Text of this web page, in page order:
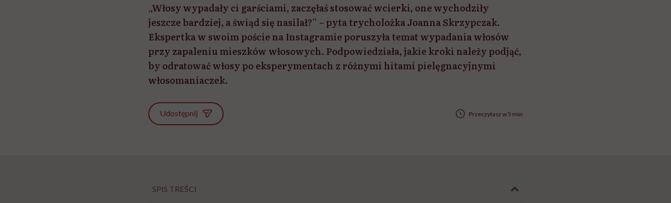
„Włosy wypadały ci garściami, zaczęłaś stosować wcierki, one wychodziły
jeszcze bardziej, a świąd się nasilał?” – pyta trycholożka Joanna Skrzypczak.
Ekspertka w swoim poście na Instagramie poruszyła temat wypadania włosów
przy zapaleniu mieszków włosowych. Podpowiedziała, jakie kroki należy podjąć,
by odratować włosy po eksperymentach z różnymi hitami pielęgnacyjnymi
włosomaniaczek.
Udostępnij Przeczytasz w 5 min
SPIS TREŚCI